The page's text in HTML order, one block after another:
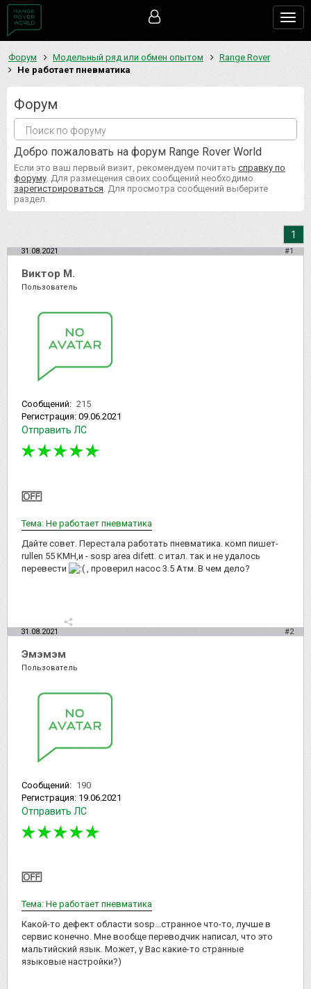
Форум Модельный ряд или обмен опытом
Range Rover
Не работает пневматика
Форум
Добро пожаловать на форум Range Rover World
Если это ваш первый визит, рекомендуем почитать справку по
форуму . Для размещения своих сообщений необходимо
зарегистрироваться . Для просмотра сообщений выберите
раздел.
1
31.08.2021 #1
Виктор М.
Пользователь
Сообщений: 215
Регистрация: 09.06.2021
Отправить ЛС
Тема: Не работает пневматика
Дайте совет. Перестала работать пневматика. комп пишет-
rullen 55 KMH,и - sosp area difett. с итал. так и не удалось
перевести
, проверил насос 3.5 Атм. В чем дело?
31.08.2021 #2
Эмэмэм
Пользователь
Сообщений: 190
Регистрация: 19.06.2021
Отправить ЛС
Тема: Не работает пневматика
Какой-то дефект области sosp...странное что-то, лучше в
сервис конечно. Мне вообще переводчик написал, что это
мальтийский язык. Может, у Вас какие-то странные
языковые настройки?)